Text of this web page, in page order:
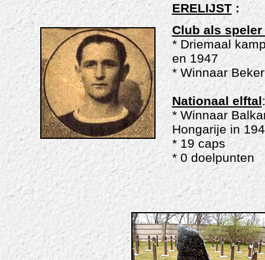
ERELIJST:
Club als speler
* Driemaal
en 1947
* Winnaar
Nationaal elftal:
* Winnaar
Hongarije in
* 19 caps
* 0 doelpunten